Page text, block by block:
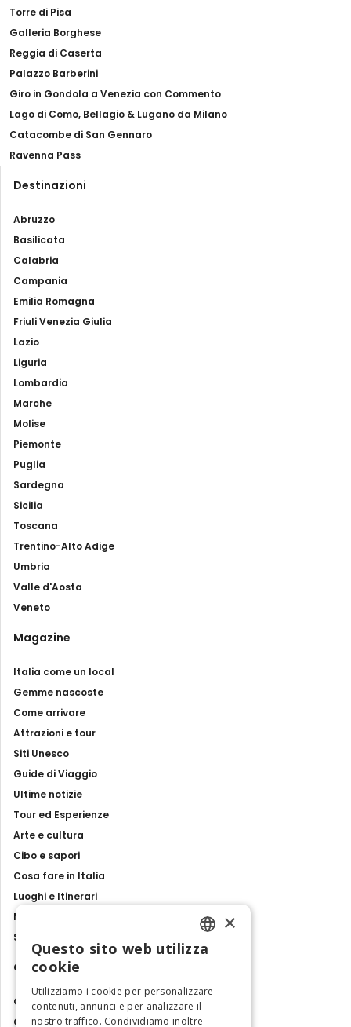
Torre di Pisa
Galleria Borghese
Reggia di Caserta
Palazzo Barberini
Giro in Gondola a Venezia con Commento
Lago di Como, Bellagio & Lugano da Milano
Catacombe di San Gennaro
Ravenna Pass
Destinazioni
Abruzzo
Basilicata
Calabria
Campania
Emilia Romagna
Friuli Venezia Giulia
Lazio
Liguria
Lombardia
Marche
Molise
Piemonte
Puglia
Sardegna
Sicilia
Toscana
Trentino-Alto Adige
Umbria
Valle d'Aosta
Veneto
Magazine
Italia come un local
Gemme nascoste
Come arrivare
Attrazioni e tour
Siti Unesco
Guide di Viaggio
Ultime notizie
Tour ed Esperienze
Arte e cultura
Cibo e sapori
Cosa fare in Italia
Luoghi e Itinerari
Mostre, eventi e spettacoli
Storie e tradizioni
Contatti
Chi siamo
Collabora con noi
ENGLISH
ITALIAN
×
Questo sito web utilizza
cookie
Utilizziamo i cookie per personalizzare
contenuti, annunci e per analizzare il
nostro traffico. Condividiamo inoltre